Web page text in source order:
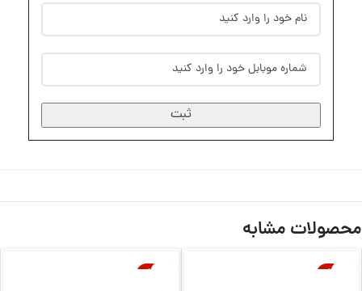
ثبت
محصولات مشابه
-24%
-24%